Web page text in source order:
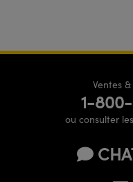
Ventes
1-
ou consulter les